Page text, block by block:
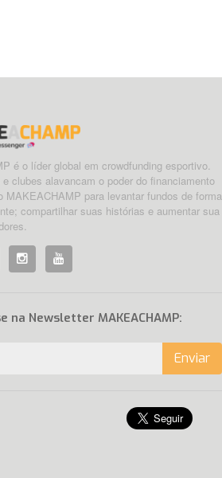
é o líder global em crowdfunding esportivo.
clubes alavancam o poder do financiamento
MAKEACHAMP para levantar fundos de forma
compartilhar suas histórias e aumentar sua
na Newsletter MAKEACHAMP:
Enviar